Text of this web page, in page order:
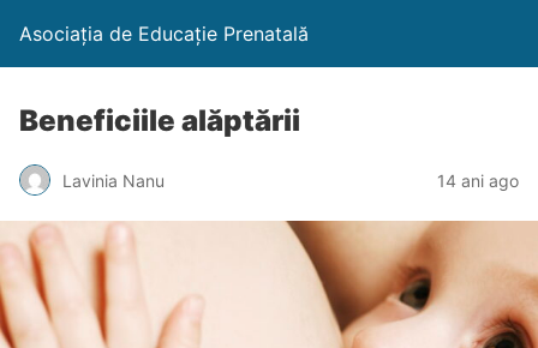
Asociația de Educație Prenatală
Beneficiile alăptării
Lavinia Nanu 14 ani ago